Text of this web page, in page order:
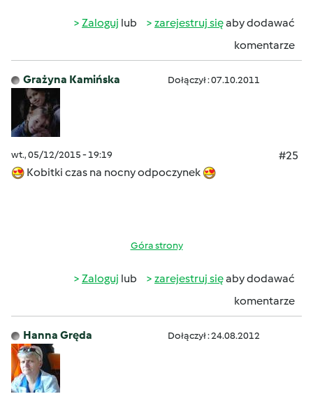
Zaloguj lub zarejestruj sięaby dodawać
komentarze
Grażyna Kamińska Dołączył : 07.10.2011
wt., 05/12/2015 - 19:19
#25
Kobitki czas na nocny odpoczynek
Góra strony
Zaloguj lub zarejestruj sięaby dodawać
komentarze
Hanna Gręda Dołączył : 24.08.2012